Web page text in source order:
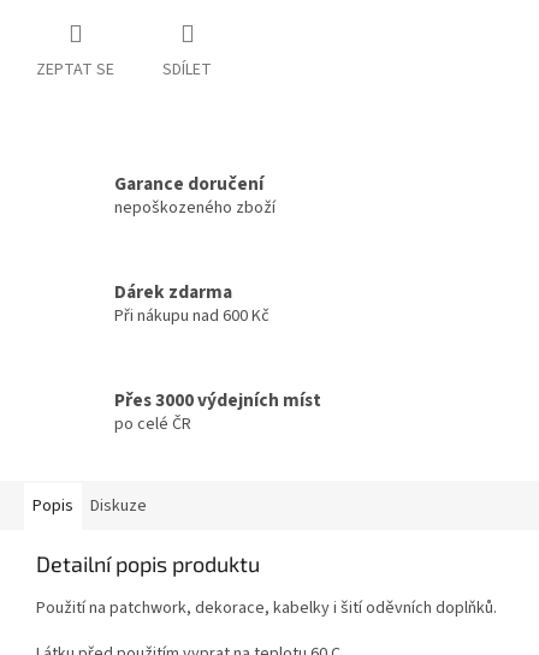
ZEPTAT SE SDÍLET
Garance doručení
nepoškozeného zboží
Dárek zdarma
Při nákupu nad 600 Kč
Přes 3000 výdejních míst
po celé ČR
Popis Diskuze
Detailní popis produktu
Použití na patchwork, dekorace, kabelky i šití oděvních doplňků.